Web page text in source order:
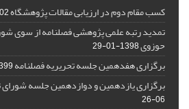
کسب مقام دوم در ارزیابی مقالات پژوهشگاه01
تمدید رتبه علمی پژوهشی فصلنامه از سوی
حوزوی1398-01-29
برگزاری هفدهمین جلسه تحریریه فصلنامه03-24
برگزاری یازدهمین و دوازدهمین جلسه شورای
06-26